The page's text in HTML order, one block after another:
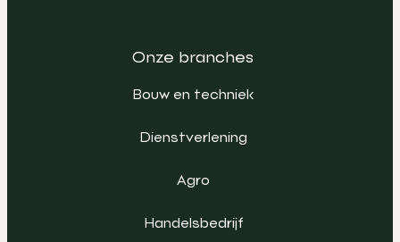
Onze branches
Bouw en techniek
Dienstverlening
Agro
Handelsbedrijf